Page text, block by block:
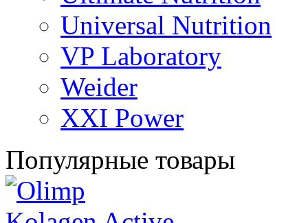
Universal Nutrition
VP Laboratory
Weider
XXI Power
Популярные товары